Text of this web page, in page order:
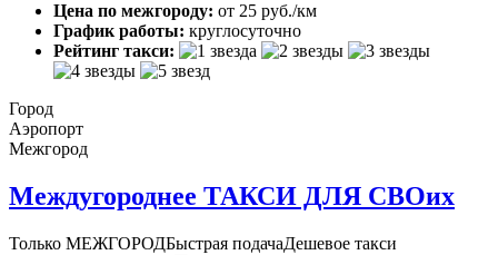
Цена по межгороду: от 25 руб./км
График работы: круглосуточно
Рейтинг такси:
Город
Аэропорт
Межгород
Междугороднее ТАКСИ ДЛЯ СВОих
Только МЕЖГОРОДБыстрая подачаДешевое такси